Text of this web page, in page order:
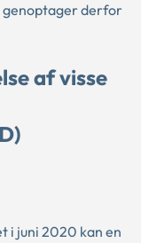
genoptager derfor
af visse
i juni 2020 kan en